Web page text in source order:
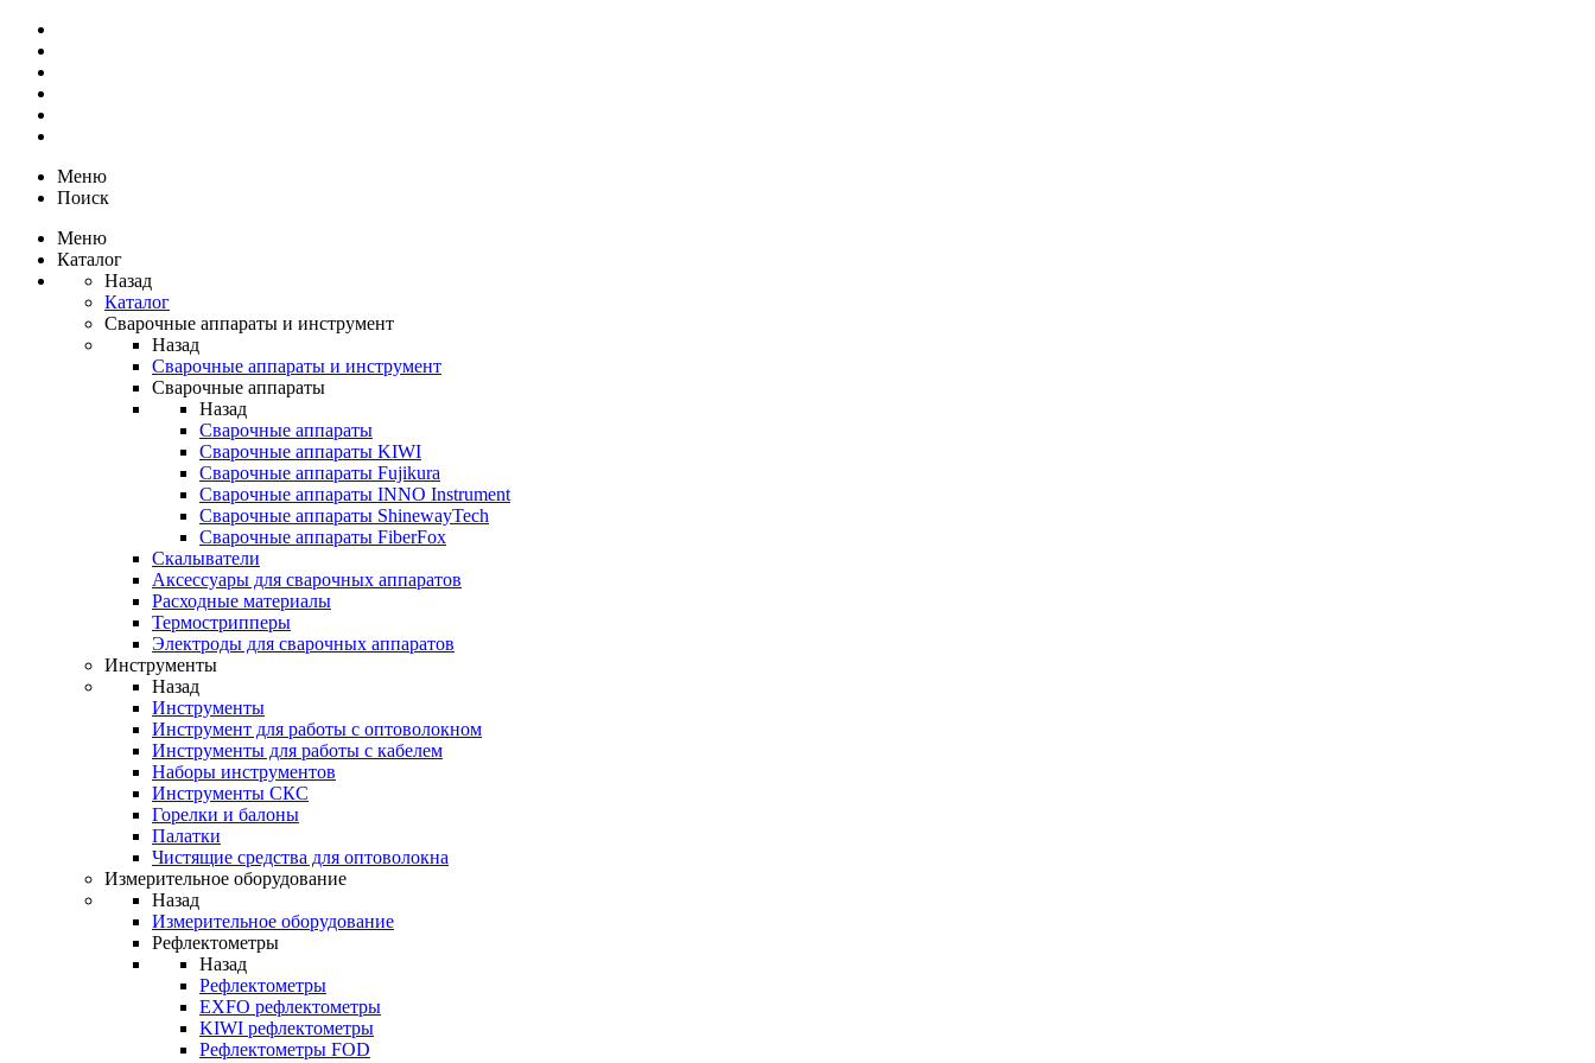
Меню
Поиск
Меню
Каталог
Назад
Каталог
Сварочные аппараты и инструмент
Назад
Сварочные аппараты и инструмент
Сварочные аппараты
Назад
Сварочные аппараты
Сварочные аппараты KIWI
Сварочные аппараты Fujikura
Сварочные аппараты INNO Instrument
Сварочные аппараты ShinewayTech
Cварочные аппараты FiberFox
Скалыватели
Аксессуары для сварочных аппаратов
Расходные материалы
Термострипперы
Электроды для сварочных аппаратов
Инструменты
Назад
Инструменты
Инструмент для работы с оптоволокном
Инструменты для работы с кабелем
Наборы инструментов
Инструменты СКС
Горелки и балоны
Палатки
Чистящие средства для оптоволокна
Измерительное оборудование
Назад
Измерительное оборудование
Рефлектометры
Назад
Рефлектометры
EXFO рефлектометры
KIWI рефлектометры
Рефлектометры FOD